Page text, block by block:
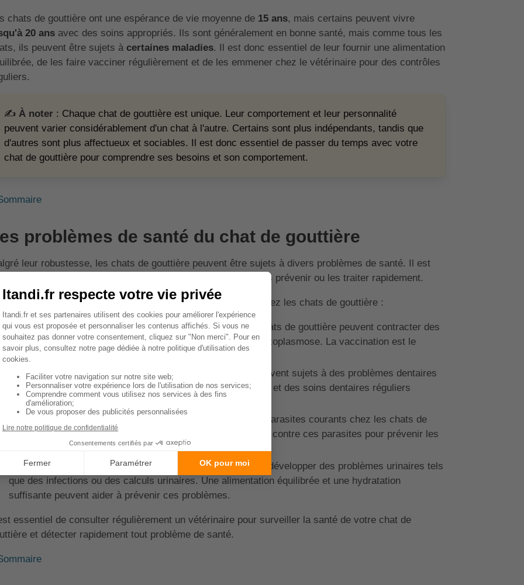
chats de gouttière ont une espérance de vie moyenne de 15 ans, mais certains peuvent vivre
20 ansavec des soins appropriés. Ils sont généralement en bonne santé, mais comme tous les
ils peuvent être sujets à certaines maladies. Il est donc essentiel de leur fournir une alimentation
de les faire vacciner régulièrement et de les emmener chez le vétérinaire pour des contrôles
✍️ À noter: Chaque chat de gouttière est unique. Leur comportement et leur personnalité
peuvent varier considérablement d'un chat à l'autre. Certains sont plus indépendants, tandis que
d'autres sont plus affectueux et sociables. Il est donc essentiel de passer du temps avec votre
chat de gouttière pour comprendre ses besoins et son comportement.
problèmes de santé du chat de gouttière
leur robustesse, les chats de gouttière peuvent être sujets à divers problèmes de santé. Il est
de connaître ces problèmes potentiels pour pouvoir les prévenir ou les traiter rapidement.
quelques-uns des problèmes de santé les plus courants chez les chats de gouttière :
Les maladies infectieuses :Comme tous les chats, les chats de gouttière peuvent contracter des
maladies infectieuses comme la leucose, le coryza ou la toxoplasmose. La vaccination est le
meilleur moyen de prévention.
Les problèmes dentaires :Les chats de gouttière sont souvent sujets à des problèmes dentaires
tels que le tartre ou les gingivites. Une alimentation adaptée et des soins dentaires réguliers
peuvent aider à prévenir ces problèmes.
Les parasites :
Les puces, les tiques et les vers sont des parasites courants chez les chats de
gouttière. Il est important de traiter régulièrement votre chat contre ces parasites pour prévenir les
Les problèmes urinaires :Les chats de gouttière peuvent développer des problèmes urinaires tels
que des infections ou des calculs urinaires. Une alimentation équilibrée et une hydratation
suffisante peuvent aider à prévenir ces problèmes.
essentiel de consulter régulièrement un vétérinaire pour surveiller la santé de votre chat de
et détecter rapidement tout problème de santé.